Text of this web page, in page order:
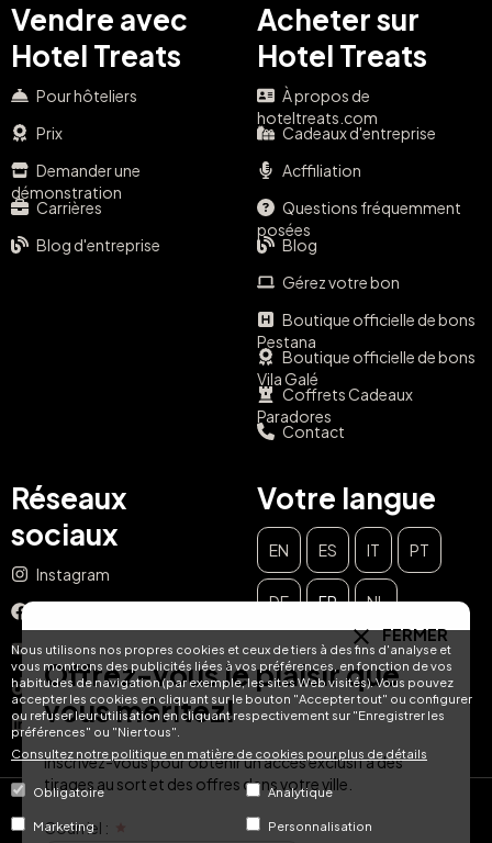
Nous utilisons nos propres cookies et ceux de tiers à des fins d'analyse et
vous montrons des publicités liées à vos préférences, en fonction de vos
habitudes de navigation (par exemple, les sites Web visités). Vous pouvez
accepter les cookies en cliquant sur le bouton "Accepter tout" ou configurer
ou refuser leur utilisation en cliquant respectivement sur "Enregistrer les
préférences" ou "Nier tous".
Consultez notre politique en matière de cookies pour plus de détails
Obligatoire Analytique
Marketing Personnalisation
Vendre avec
Hotel Treats
Pour hôteliers
Prix
Demander une
démonstration
Carrières
Blog d'entreprise
Acheter sur
Hotel Treats
À propos de
hoteltreats.com
Cadeaux d'entreprise
Acffiliation
Questions fréquemment
posées
Blog
Gérez votre bon
Boutique officielle de bons
Pestana
Boutique officielle de bons
Vila Galé
Coffrets Cadeaux
Paradores
Contact
Réseaux
sociaux
Instagram
YouTube
TikTok
LinkedIn
Votre langue
EN ES IT PT
DE FR NL
© Hotel Treats 2026
FERMER
Offrez-vous le plaisir que
vous méritez!
Inscrivez-vous pour obtenir un accès exclusif à des
tirages au sort et des offres dans votre ville.
Courriel :